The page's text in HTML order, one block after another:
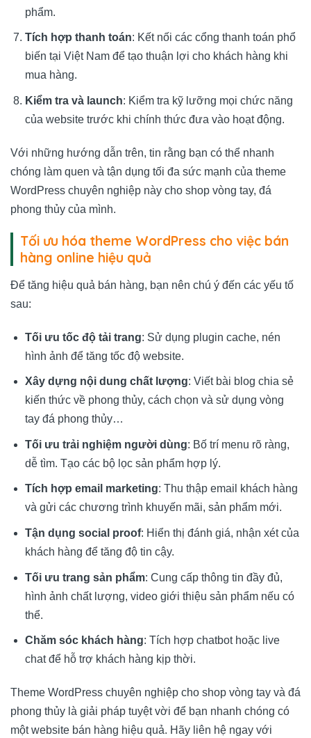
phẩm.
Tích hợp thanh toán: Kết nối các cổng thanh toán phổ
biến tại Việt Nam để tạo thuận lợi cho khách hàng khi
mua hàng.
Kiểm tra và launch: Kiểm tra kỹ lưỡng mọi chức năng
của website trước khi chính thức đưa vào hoạt động.
Với những hướng dẫn trên, tin rằng bạn có thể nhanh
chóng làm quen và tận dụng tối đa sức mạnh của theme
WordPress chuyên nghiệp này cho shop vòng tay, đá
phong thủy của mình.
Tối ưu hóa theme WordPress cho việc bán
hàng online hiệu quả
Để tăng hiệu quả bán hàng, bạn nên chú ý đến các yếu tố
sau:
Tối ưu tốc độ tải trang: Sử dụng plugin cache, nén
hình ảnh để tăng tốc độ website.
Xây dựng nội dung chất lượng: Viết bài blog chia sẻ
kiến thức về phong thủy, cách chọn và sử dụng vòng
tay đá phong thủy…
Tối ưu trải nghiệm người dùng: Bố trí menu rõ ràng,
dễ tìm. Tạo các bộ lọc sản phẩm hợp lý.
Tích hợp email marketing: Thu thập email khách hàng
và gửi các chương trình khuyến mãi, sản phẩm mới.
Tận dụng social proof: Hiển thị đánh giá, nhận xét của
khách hàng để tăng độ tin cậy.
Tối ưu trang sản phẩm: Cung cấp thông tin đầy đủ,
hình ảnh chất lượng, video giới thiệu sản phẩm nếu có
thể.
Chăm sóc khách hàng: Tích hợp chatbot hoặc live
chat để hỗ trợ khách hàng kịp thời.
Theme WordPress chuyên nghiệp cho shop vòng tay và đá
phong thủy là giải pháp tuyệt vời để bạn nhanh chóng có
một website bán hàng hiệu quả. Hãy liên hệ ngay với